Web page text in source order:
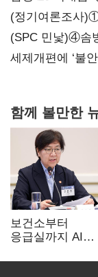
대전’
(정기여론조사
지지도 '50% 아
(SPC 민낯)④솜
세제개편에 ‘불
함께 볼만한
보건소부터
응급실까지 AI
혁신 본격화